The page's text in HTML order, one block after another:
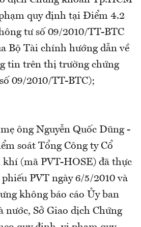
quy định tại Điểm 4.2
tư số 09/2010/TT-BTC
Bộ Tài chính hướng dẫn về
tin trên thị trường chứng
09/2010/TT-BTC);
ông Nguyễn Quốc Dũng -
soát Tổng Công ty Cổ
(mã PVT-HOSE) đã thực
PVT ngày 6/5/2010 và
không báo cáo Ủy ban
nước, Sở Giao dịch Chứng